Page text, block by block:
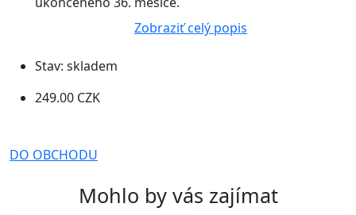
Zobraziť celý popis
Stav: skladem
249.00 CZK
DO OBCHODU
Mohlo by vás zajímat